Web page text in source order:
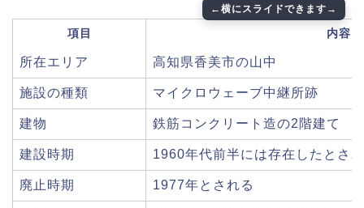
項目 内容
所在エリア 高知県香美市の山中
施設の種類 マイクロウェーブ中継所跡
建物 鉄筋コンクリート造の2階建て
建設時期 1960年代前半には存在したとさ
廃止時期 1977年とされる